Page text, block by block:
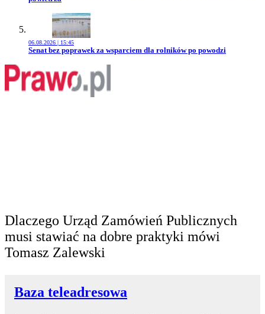
06.08.2026 | 15:45
Przejdź do artykułu:
Senat bez poprawek za wsparciem dla rolników po powodzi
Dlaczego Urząd Zamówień Publicznych
musi stawiać na dobre praktyki mówi
Tomasz Zalewski
Baza teleadresowa